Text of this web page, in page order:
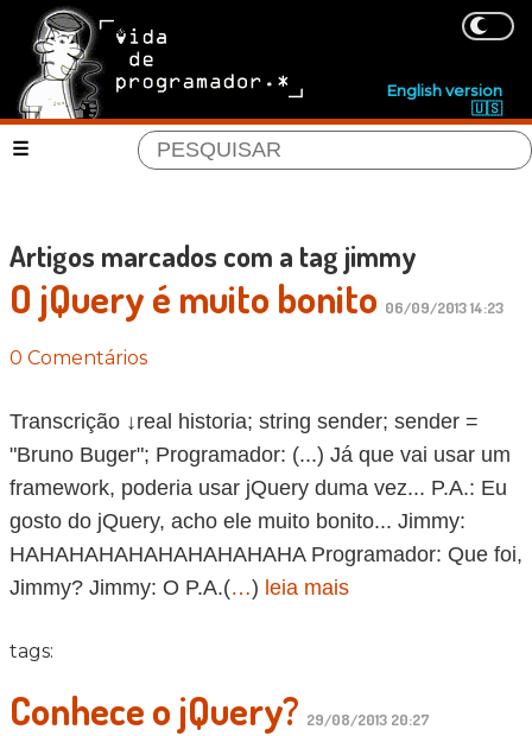
English version
🇺🇸
Artigos marcados com a tag jimmy
O jQuery é muito bonito 06/09/2013 14:23
0 Comentários
Transcrição ↓real historia; string sender; sender =
"Bruno Buger"; Programador: (...) Já que vai usar um
framework, poderia usar jQuery duma vez... P.A.: Eu
gosto do jQuery, acho ele muito bonito... Jimmy:
HAHAHAHAHAHAHAHAHAHA Programador: Que foi,
Jimmy? Jimmy: O P.A.(…) leia mais
tags:
Conhece o jQuery? 29/08/2013 20:27